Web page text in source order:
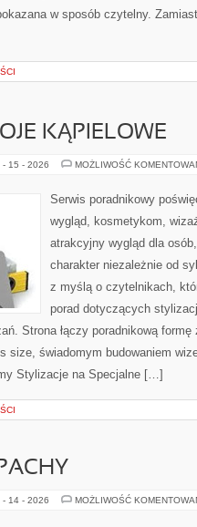
w sposób czytelny.
KĄPIELOWE
- 15 - 2026 MOŻLIWOŚĆ
Serwis poradnikowy
wygląd, kosmetykom,
atrakcyjny wygląd dla
charakter niezależnie od
z myślą o czytelnikach,
porad dotyczących
Strona łączy poradnikową
size, świadomym budowaniem
Stylizacje na Specjalne […]
- 14 - 2026 MOŻLIWOŚĆ